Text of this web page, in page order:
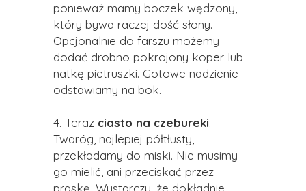
ponieważ mamy boczek wędzony,
który bywa raczej dość słony.
Opcjonalnie do farszu możemy
dodać drobno pokrojony koper lub
natkę pietruszki. Gotowe nadzienie
odstawiamy na bok.
4. Teraz ciasto na czebureki.
Twaróg, najlepiej półtłusty,
przekładamy do miski. Nie musimy
go mielić, ani przeciskać przez
praskę. Wystarczy, że dokładnie